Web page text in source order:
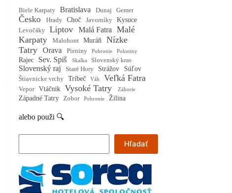
Biele Karpaty Bratislava Dunaj Gemer
Česko Hrady Choč Javorníky Kysuce
Levočáky Liptov Malá Fatra
Malé
Karpaty
Malohont Muráň
Nízke
Tatry
Orava Pieniny Pohronie Poloniny
Rajec Sev. Spiš Skalka Slovenský kras
Slovenský raj Staré Hory Strážov Súľov
Štiavnicke vrchy Tríbeč Váh Veľká Fatra
Vepor Vtáčnik Vysoké Tatry Záhorie
Západné Tatry Zobor Pohronie Žilina
alebo použi 🔍
Hľadať